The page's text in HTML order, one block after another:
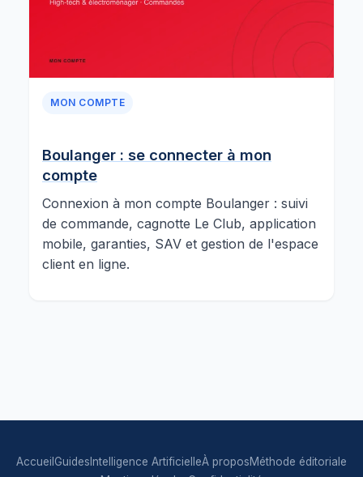
MON COMPTE
Boulanger : se connecter à mon
compte
Connexion à mon compte Boulanger : suivi
de commande, cagnotte Le Club, application
mobile, garanties, SAV et gestion de l'espace
client en ligne.
AccueilGuidesIntelligence ArtificielleÀ proposMéthode éditoriale